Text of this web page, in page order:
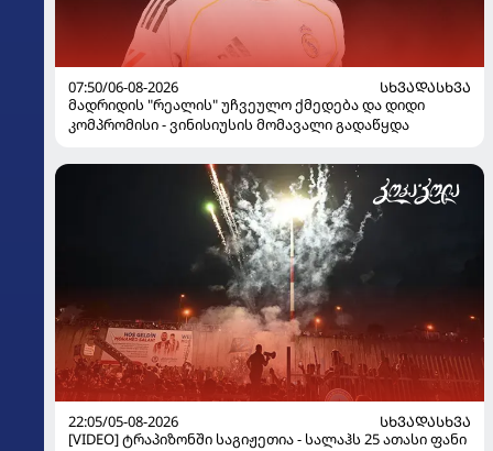
07:50/06-08-2026
ᲡᲮᲕᲐᲓᲐᲡᲮᲕᲐ
მადრიდის "რეალის" უჩვეულო ქმედება და დიდი
კომპრომისი - ვინისიუსის მომავალი გადაწყდა
22:05/05-08-2026
ᲡᲮᲕᲐᲓᲐᲡᲮᲕᲐ
[VIDEO] ტრაპიზონში საგიჟეთია - სალაჰს 25 ათასი ფანი